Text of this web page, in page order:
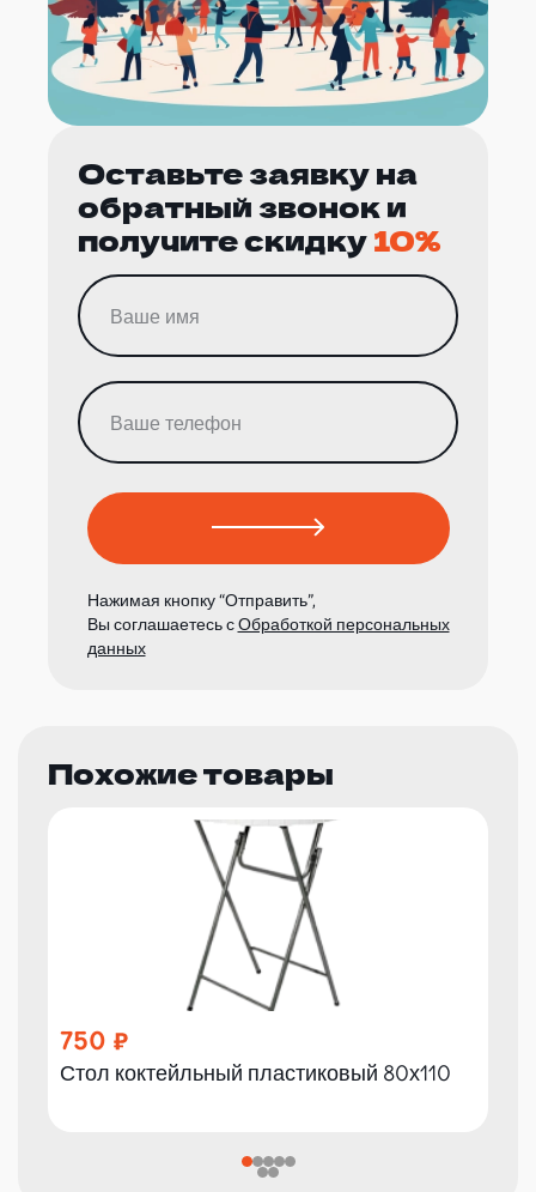
Оставьте заявку на
обратный звонок и
получите скидку10%
Нажимая кнопку “Отправить”,
Вы соглашаетесь сОбработкой персональных
данных
Похожие товары
750
Стол коктейльный пластиковый 80х110